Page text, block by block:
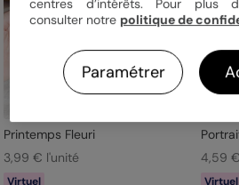
Printemps Fleuri
3,99 € l'unité
Virtuel
4,59
Virtuel
centres d’intérêts. Pour plus
consulter notre politique de
Paramétrer